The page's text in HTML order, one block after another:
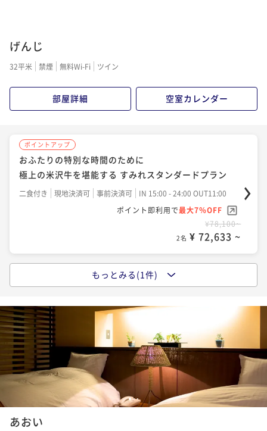
げんじ
32平米 禁煙 無料Wi-Fi ツイン
部屋詳細 空室カレンダー
ポイントアップ
おふたりの特別な時間のために
極上の米沢牛を堪能する すみれスタンダードプラン
二食付き 現地決済可 事前決済可
IN 15:00 - 24:00 OUT11:00
ポイント即利用で最大7％OFF
¥78,100~
2名 ¥ 72,633 ~
世界が見つけた山形で、ふたりの温泉リトリート◆米
沢牛創作懐石 × 日本酒ペアリングプラン
二食付き 現地決済可 事前決済可
IN 15:00 - 18:00 OUT11:00
ポイント即利用で最大7％OFF
¥94,600~
2名 ¥ 87,978 ~
もっとみる(1件)
123
あおい